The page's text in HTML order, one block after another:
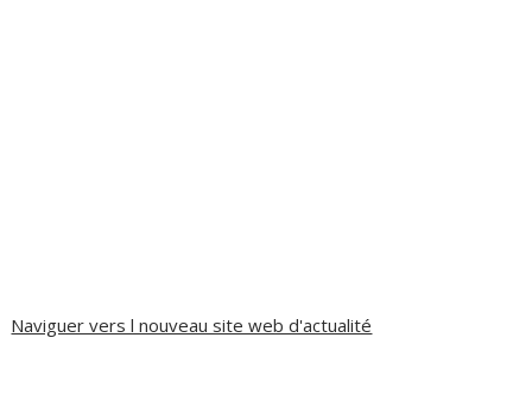
Naviguer vers l nouveau site web d'actualité